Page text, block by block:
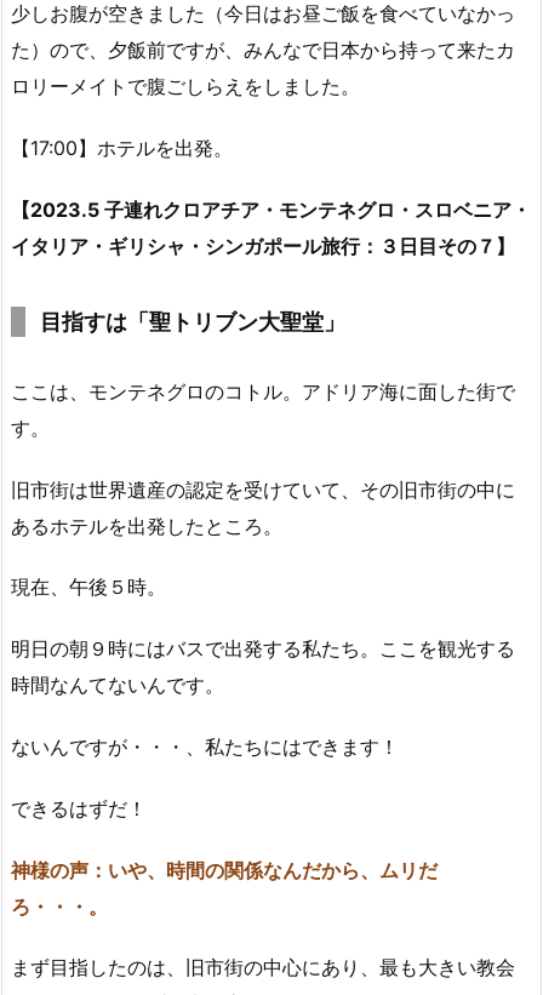
少しお腹が空きました（今日はお昼ご飯を食べていなかっ
た）ので、夕飯前ですが、みんなで日本から持って来たカ
ロリーメイトで腹ごしらえをしました。
【17:00】ホテルを出発。
【2023.5 子連れクロアチア・モンテネグロ・スロベニア・
イタリア・ギリシャ・シンガポール旅行：３日目その７】
目指すは「聖トリブン大聖堂」
ここは、モンテネグロのコトル。アドリア海に面した街で
す。
旧市街は世界遺産の認定を受けていて、その旧市街の中に
あるホテルを出発したところ。
現在、午後５時。
明日の朝９時にはバスで出発する私たち。ここを観光する
時間なんてないんです。
ないんですが・・・、私たちにはできます！
できるはずだ！
神様の声：いや、時間の関係なんだから、ムリだ
ろ・・・。
まず目指したのは、旧市街の中心にあり、最も大きい教会